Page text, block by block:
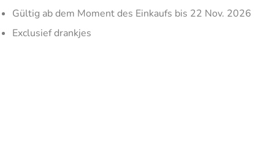
Gültig ab dem Moment des Einkaufs bis 22 Nov. 2026
Exclusief drankjes